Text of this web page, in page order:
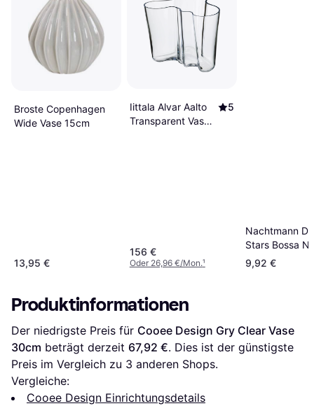
Broste Copenhagen
Wide Vase 15cm
13,95 €
Iittala Alvar Aalto
Transparent Vase
5
156 €
Oder 26,96 €/Mon.¹
Nachtmann
Stars Bossa
Vase 16cm
9,92 €
Produktinformationen
Der niedrigste Preis für Cooee Design Gry Clear Vase
30cm beträgt derzeit 67,92 €. Dies ist der günstigste
Preis im Vergleich zu 3 anderen Shops.
Vergleiche:
Cooee Design Einrichtungsdetails